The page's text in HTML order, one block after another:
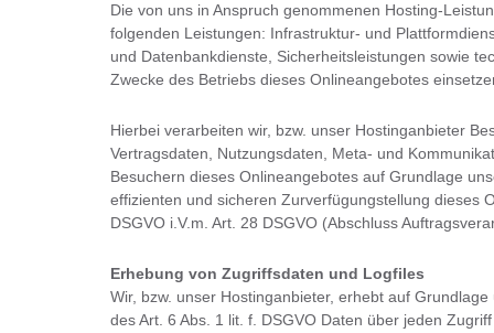
Die von uns in Anspruch genommenen Hosting-
folgenden Leistungen: Infrastruktur- und
und Datenbankdienste, Sicherheitsleistungen sowie
Zwecke des Betriebs dieses Onlineangebotes
Hierbei verarbeiten wir, bzw. unser Hostinganbieter
Vertragsdaten, Nutzungsdaten, Meta- und
Besuchern dieses Onlineangebotes auf Grundlage
effizienten und sicheren Zurverfügungstellung dieses
DSGVO i.V.m. Art. 28 DSGVO (Abschluss
Erhebung von Zugriffsdaten und Logfiles
Wir, bzw. unser Hostinganbieter, erhebt auf
des Art. 6 Abs. 1 lit. f. DSGVO Daten über jeden